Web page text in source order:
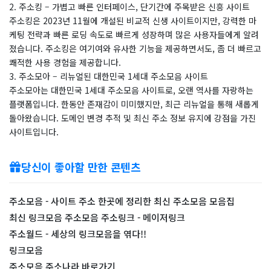
2. 주소킹 – 가볍고 빠른 인터페이스, 단기간에 주목받은 신흥 사이트
주소킹은 2023년 11월에 개설된 비교적 신생 사이트이지만, 강력한 마
케팅 전략과 빠른 로딩 속도로 빠르게 성장하며 많은 사용자들에게 알려
졌습니다. 주소킹은 여기여와 유사한 기능을 제공하면서도, 좀 더 빠르고
쾌적한 사용 경험을 제공합니다.
3. 주소모아 – 리뉴얼된 대한민국 1세대 주소모음 사이트
주소모아는 대한민국 1세대 주소모음 사이트로, 오랜 역사를 자랑하는
플랫폼입니다. 한동안 존재감이 미미했지만, 최근 리뉴얼을 통해 새롭게
돌아왔습니다. 도메인 변경 추적 및 최신 주소 정보 유지에 강점을 가진
사이트입니다.
당신이 좋아할 만한 콘텐츠
주소모음 - 사이트 주소 한곳에 정리한 최신 주소모음 모음집
최신 링크모음 주소모음 주소링크 - 메이저링크
주소월드 - 세상의 링크모음을 엮다!!
링크모음